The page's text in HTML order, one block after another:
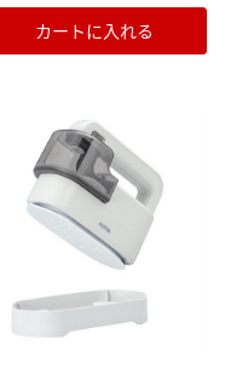
カートに入れる